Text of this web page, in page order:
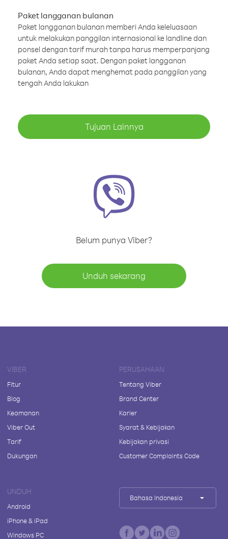
Paket langganan bulanan
Paket langganan bulanan memberi Anda keleluasaan
untuk melakukan panggilan internasional ke landline dan
ponsel dengan tarif murah tanpa harus memperpanjang
paket Anda setiap saat. Dengan paket langganan
bulanan, Anda dapat menghemat pada panggilan yang
tengah Anda lakukan
Tujuan Lainnya
Belum punya Viber?
Unduh sekarang
VIBER
Fitur
Blog
Keamanan
Viber Out
Tarif
Dukungan
PERUSAHAAN
Tentang Viber
Brand Center
Karier
Syarat & Kebijakan
Kebijakan privasi
Customer Complaints Code
UNDUH
Android
iPhone & iPad
Windows PC
Bahasa Indonesia